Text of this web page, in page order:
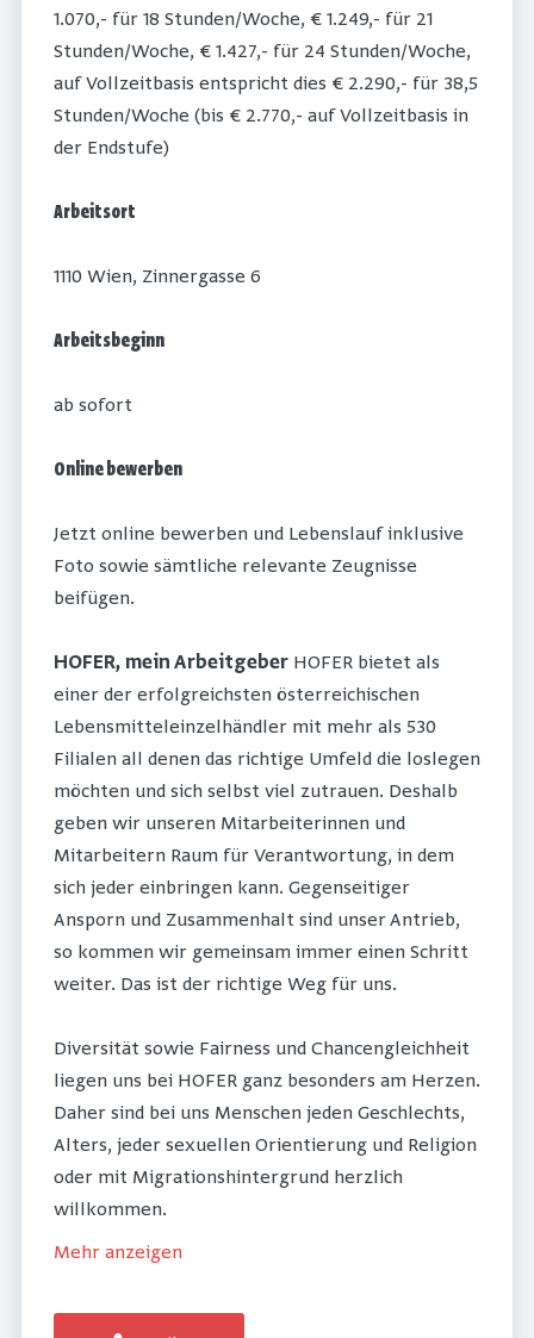
1.070,- für 18 Stunden/Woche, € 1.249,- für 21
Stunden/Woche, € 1.427,- für 24 Stunden/Woche,
auf Vollzeitbasis entspricht dies € 2.290,- für 38,5
Stunden/Woche (bis € 2.770,- auf Vollzeitbasis in
der Endstufe)
Arbeitsort
1110 Wien, Zinnergasse 6
Arbeitsbeginn
ab sofort
Online bewerben
Jetzt online bewerben und Lebenslauf inklusive
Foto sowie sämtliche relevante Zeugnisse
beifügen.
HOFER, mein Arbeitgeber HOFER bietet als
einer der erfolgreichsten österreichischen
Lebensmitteleinzelhändler mit mehr als 530
Filialen all denen das richtige Umfeld die loslegen
möchten und sich selbst viel zutrauen. Deshalb
geben wir unseren Mitarbeiterinnen und
Mitarbeitern Raum für Verantwortung, in dem
sich jeder einbringen kann. Gegenseitiger
Ansporn und Zusammenhalt sind unser Antrieb,
so kommen wir gemeinsam immer einen Schritt
weiter. Das ist der richtige Weg für uns.
Diversität sowie Fairness und Chancengleichheit
liegen uns bei HOFER ganz besonders am Herzen.
Daher sind bei uns Menschen jeden Geschlechts,
Alters, jeder sexuellen Orientierung und Religion
oder mit Migrationshintergrund herzlich
willkommen.
Mehr anzeigen